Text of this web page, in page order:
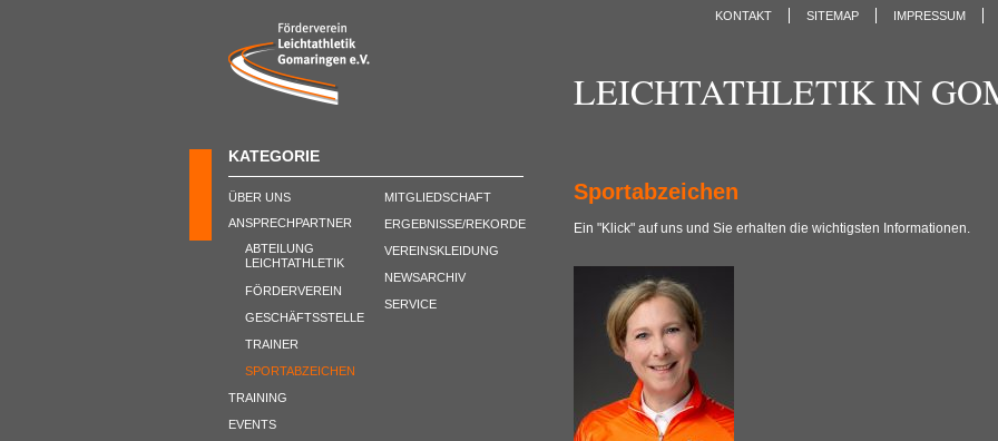
KONTAKT SITEMAP IMPRESSUM
KATEGORIE
ÜBER UNS
ANSPRECHPARTNER
ABTEILUNG
LEICHTATHLETIK
FÖRDERVEREIN
GESCHÄFTSSTELLE
TRAINER
SPORTABZEICHEN
TRAINING
EVENTS
MITGLIEDSCHAFT
ERGEBNISSE/REKORDE
VEREINSKLEIDUNG
NEWSARCHIV
SERVICE
LEICHTATHLETIK IN
Sportabzeichen
Ein "Klick" auf uns und Sie erhalten die wichtigsten Informationen.